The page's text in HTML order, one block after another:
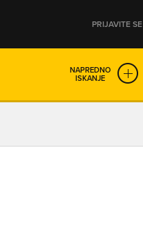
PRIJAVITE SE
NAPREDNO
ISKANJE